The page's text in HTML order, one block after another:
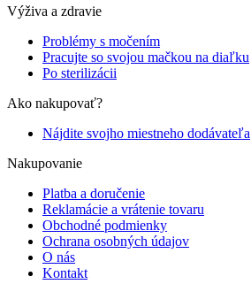
Výživa a zdravie
Problémy s močením
Pracujte so svojou mačkou na diaľku
Po sterilizácii
Ako nakupovať?
Nájdite svojho miestneho dodávateľa
Nakupovanie
Platba a doručenie
Reklamácie a vrátenie tovaru
Obchodné podmienky
Ochrana osobných údajov
O nás
Kontakt